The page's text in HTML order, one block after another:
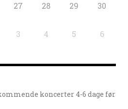
27 28 29 30
3 4 5 6
koncerter 4-6 dage før